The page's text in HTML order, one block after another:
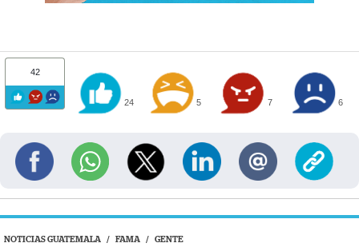
42
24 5 7 6
NOTICIAS GUATEMALA / FAMA / GENTE